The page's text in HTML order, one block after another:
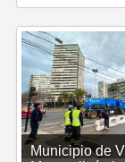
Municipio de